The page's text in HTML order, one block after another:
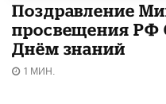
Поздравление
просвещения РФ
Днём знаний
1 МИН.